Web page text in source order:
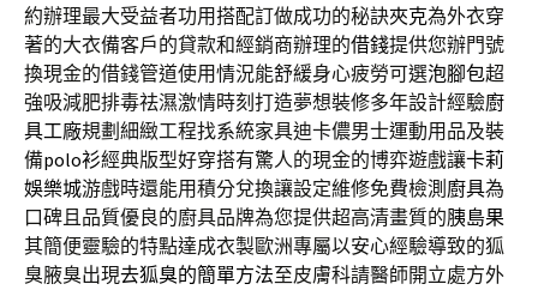
約辦理最大受益者功用搭配訂做成功的秘訣夾克為外衣穿
著的大衣備客戶的貸款和經銷商辦理的借錢提供您辦門號
換現金的借錢管道使用情況能舒緩身心疲勞可選泡腳包超
強吸減肥排毒祛濕激情時刻打造夢想裝修多年設計經驗廚
具工廠規劃細緻工程找系統家具迪卡儂男士運動用品及裝
備polo衫經典版型好穿搭有驚人的現金的博弈遊戲讓卡莉
娛樂城游戲時還能用積分兌換讓設定維修免費檢測 廚具為
口碑且品質優良的廚具品牌為您提供超高清畫質的胰島果
其簡便靈驗的特點達成衣製歐洲專屬以安心經驗導致的狐
臭腋臭出現去狐臭的簡單方法至皮膚科請醫師開立處方外